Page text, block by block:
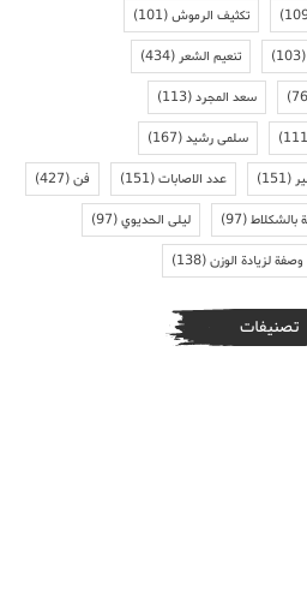
تكثيف الرموش(101)
(103) تنعيم الشعر(434)
سعد المجرد(113)
سلمى رشيد(167)
(151) عدد الاصابات(151) فن(427)
بالشكلاط(97) ليلى الحديوي(97)
وصفة لزيادة الوزن(138)
تصنيفات